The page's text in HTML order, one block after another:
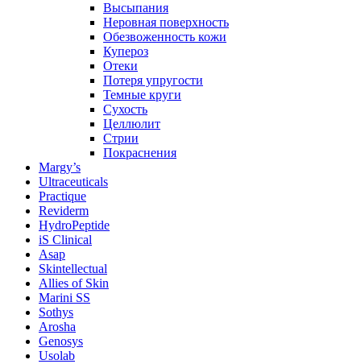
Высыпания
Неровная поверхность
Обезвоженность кожи
Купероз
Отеки
Потеря упругости
Темные круги
Сухость
Целлюлит
Стрии
Покраснения
Margy’s
Ultraceuticals
Practique
Reviderm
HydroPeptide
iS Clinical
Asap
Skintellectual
Allies of Skin
Marini SS
Sothys
Arosha
Genosys
Usolab